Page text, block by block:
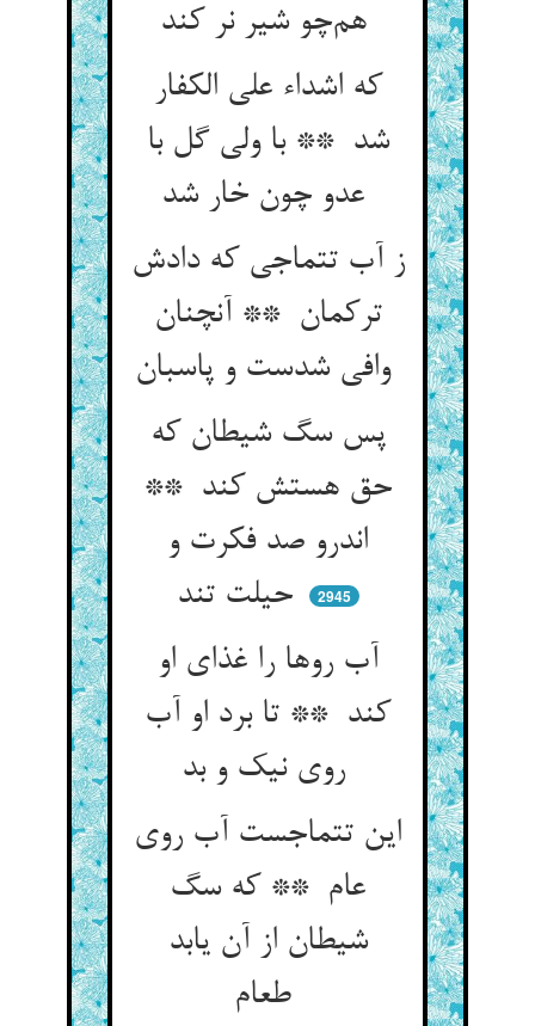
هم‌چو شیر نر کند
که اشداء علی الکفار
شد ** با ولی گل با
ز آب تتماجی که دادش
ترکمان ** آنچنان
وافی شدست و پاسبان
پس سگ شیطان که
حق هستش کند **
اندرو صد فکرت و
حیلت تند
2945
آب روها را غذای او
کند ** تا برد او آب
روی نیک و بد
این تتماجست آب روی
عام ** که سگ
شیطان از آن یابد